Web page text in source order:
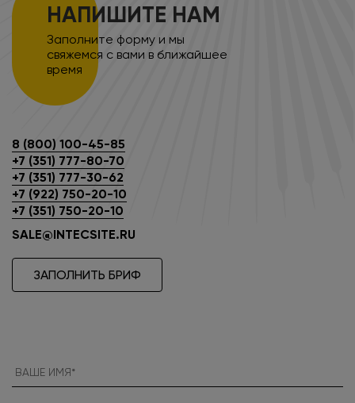
НАПИШИТЕ НАМ
Заполните форму и мы
свяжемся с вами в ближайшее
время
8 (800) 100-45-85
+7 (351) 777-80-70
+7 (351) 777-30-62
+7 (922) 750-20-10
+7 (351) 750-20-10
SALE@INTECSITE.RU
ЗАПОЛНИТЬ БРИФ